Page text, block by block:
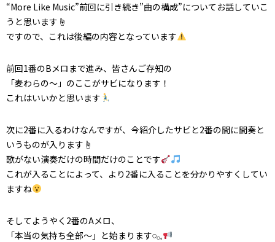
“More Like Music”前回に引き続き”曲の構成”についてお話していこ
うと思います☝️
ですので、これは後編の内容となっています
前回1番のBメロまで進み、皆さんご存知の
「麦わらの〜」のここがサビになります！
これはいいかと思います
次に2番に入るわけなんですが、今紹介したサビと2番の間に間奏と
いうものが入ります☝️
歌がない演奏だけの時間だけのことです
これが入ることによって、より2番に入ることを分かりやすくしてい
ますね
そしてようやく2番のAメロ、
「本当の気持ち全部〜」と始まります𓏸𓂂𓈒